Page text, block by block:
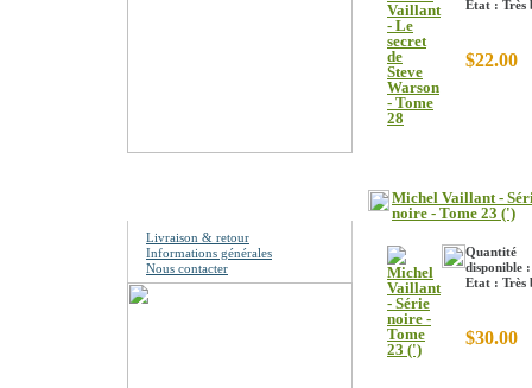
Livraison & retour
Informations générales
Nous contacter
Etat : Très
$22.00
Michel Vaillant -
noire - Tome 23 (')
Quantité
disponible
Etat : Très
$30.00